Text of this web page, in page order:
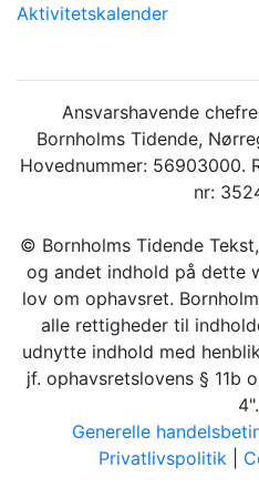
Aktivitetskalender
Ansvarshavende
Bornholms Tidende,
Hovednummer: 56903000.
nr:
© Bornholms Tidende
og andet indhold på dette
lov om ophavsret.
alle rettigheder til
udnytte indhold med
jf. ophavsretslovens § 11b
4".
Generelle
Privatlivspolitik